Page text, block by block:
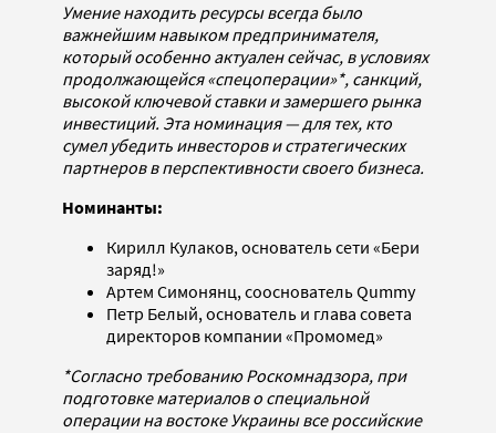
Умение находить ресурсы всегда было
важнейшим навыком предпринимателя,
который особенно актуален сейчас, в условиях
продолжающейся «спецоперации»*, санкций,
высокой ключевой ставки и замершего рынка
инвестиций. Эта номинация — для тех, кто
сумел убедить инвесторов и стратегических
партнеров в перспективности своего бизнеса.
Номинанты:
Кирилл Кулаков, основатель сети «Бери
заряд!»
Артем Симонянц, сооснователь Qummy
Петр Белый, основатель и глава совета
директоров компании «Промомед»
*Согласно требованию Роскомнадзора, при
подготовке материалов о специальной
операции на востоке Украины все российские